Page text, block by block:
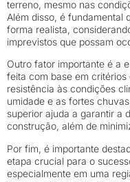
terreno, mesmo nas
Além disso, é fundamental
forma realista,
imprevistos que possam
Outro fator importante é a
feita com base em
resistência às condições
umidade e as fortes
superior ajuda a garantir a
construção, além de
Por fim, é importante
etapa crucial para o
especialmente em uma